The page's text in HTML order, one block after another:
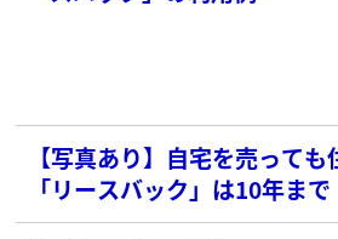
【写真あり】自宅を売って
「リースバック」は10年まで